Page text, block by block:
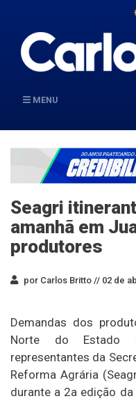
MENU
Seagri
amanhã em
produtores
por Carlos Britto // 02 de
Demandas dos
Norte do Estado
representantes da
Reforma Agrária
durante a 2a edição